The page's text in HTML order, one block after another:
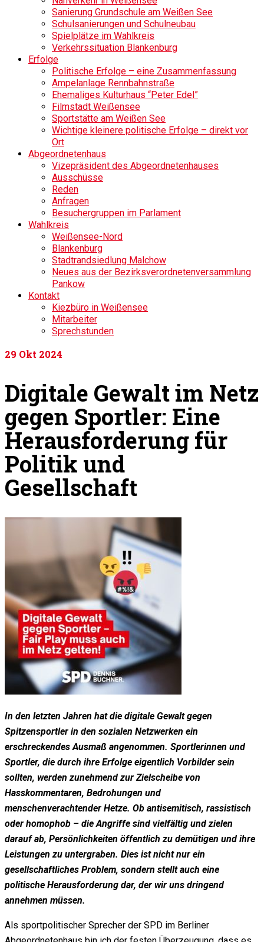
Sanierung Grundschule am Weißen See
Schulsanierungen und Schulneubau
Spielplätze im Wahlkreis
Verkehrssituation Blankenburg
Erfolge
Politische Erfolge – eine Zusammenfassung
Ampelanlage Rennbahnstraße
Ehemaliges Kulturhaus “Peter Edel”
Filmstadt Weißensee
Sportstätte am Weißen See
Wichtige kleinere politische Erfolge – direkt vor
Ort
Abgeordnetenhaus
Vizepräsident des Abgeordnetenhauses
Ausschüsse
Reden
Anfragen
Besuchergruppen im Parlament
Wahlkreis
Weißensee-Nord
Blankenburg
Stadtrandsiedlung Malchow
Neues aus der Bezirksverordnetenversammlung
Pankow
Kontakt
Kiezbüro in Weißensee
Mitarbeiter
Sprechstunden
29 Okt 2024
Digitale Gewalt im Netz
gegen Sportler: Eine
Herausforderung für
Politik und
Gesellschaft
In den letzten Jahren hat die digitale Gewalt gegen
Spitzensportler in den sozialen Netzwerken ein
erschreckendes Ausmaß angenommen. Sportlerinnen und
Sportler, die durch ihre Erfolge eigentlich Vorbilder sein
sollten, werden zunehmend zur Zielscheibe von
Hasskommentaren, Bedrohungen und
menschenverachtender Hetze. Ob antisemitisch, rassistisch
oder homophob – die Angriffe sind vielfältig und zielen
darauf ab, Persönlichkeiten öffentlich zu demütigen und ihre
Leistungen zu untergraben. Dies ist nicht nur ein
gesellschaftliches Problem, sondern stellt auch eine
politische Herausforderung dar, der wir uns dringend
annehmen müssen.
Als sportpolitischer Sprecher der SPD im Berliner